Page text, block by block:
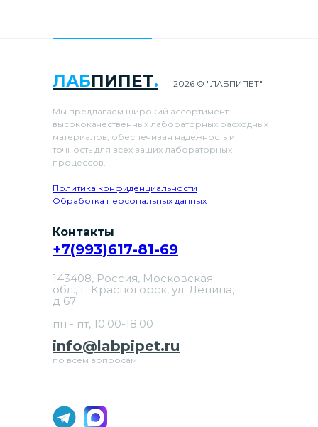
ЛАБПИПЕТ.
Мы предлагаем широкий ассортимент
высококачественных лабораторных расходных
материалов, обеспечивая надежность и
точность для всех ваших лабораторных
процессов.
Политика конфиденциальности
Обработка персональных данных
2026 © "ЛАБПИПЕТ"
Контакты
info@labpipet.ru
+7(993)617-81-69
по всем вопросам
143408, Россия, Московская
обл., г. Красногорск, ул. Ленина,
д 67
пн - пт, 10:00-18:00